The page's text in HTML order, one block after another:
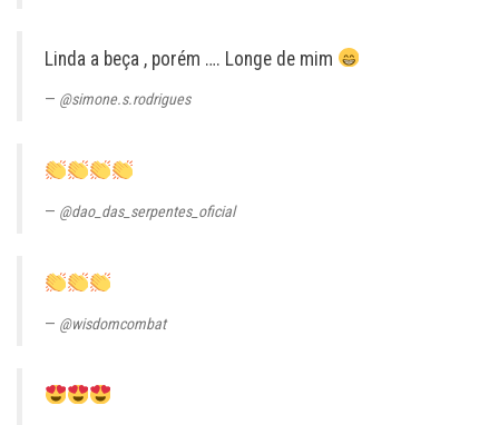
Linda a beça , porém …. Longe de mim
@simone.s.rodrigues
@dao_das_serpentes_oficial
@wisdomcombat